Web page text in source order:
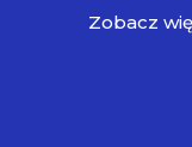
Zobacz